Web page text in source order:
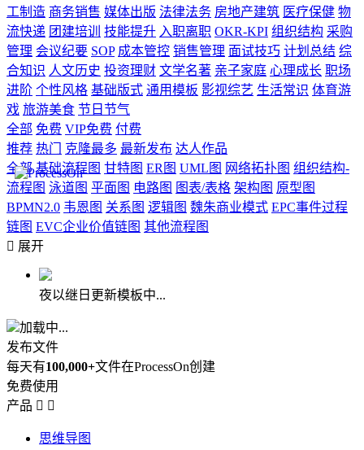
工制造 商务销售 媒体出版 法律法务 房地产建筑 医疗保健 物
流快递 团建培训 技能提升 入职离职 OKR-KPI 组织结构 采购
管理 会议纪要 SOP 成本管控 销售管理 面试技巧 计划总结 综
合知识 人文历史 投资理财 文学名著 亲子家庭 心理成长 职场
进阶 个性风格 基础版式 通用模板 影视综艺 生活常识 体育游
戏 旅游美食 节日节气
全部 免费 VIP免费 付费
推荐 热门 克隆最多 最新发布 达人作品
全部 基础流程图 甘特图 ER图 UML图 网络拓扑图 组织结构-
流程图 泳道图 平面图 电路图 图表/表格 架构图 原型图
BPMN2.0 韦恩图 关系图 逻辑图 魏朱商业模式 EPC事件过程
链图 EVC企业价值链图 其他流程图
 展开
夜以继日更新模板中...
加载中...
发布文件
每天有100,000+文件在ProcessOn创建
免费使用
产品  
思维导图